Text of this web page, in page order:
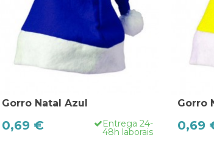
Gorro Natal Azul
0,69 € Entrega 24-
48h laborais
Gorro
0,69